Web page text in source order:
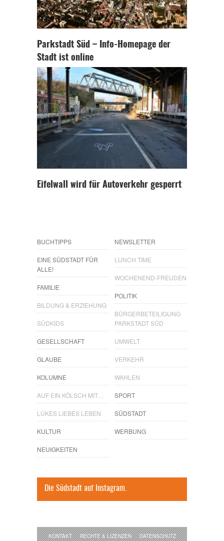
Parkstadt Süd – Info-Homepage der
Stadt ist online
Eifelwall wird für Autoverkehr gesperrt
BUCHTIPPS
EINE SÜDSTADT FÜR
ALLE!
FAMILIE
BILDUNG & ERZIEHUNG
SÜDKIDS
GESELLSCHAFT
GLAUBE
KOLUMNE
AUF EIN KÖLSCH MIT…
LÜKES LIEBES LEBEN
KULTUR
NEUIGKEITEN
NEWSLETTER
LUNCH TIME
WOCHENEND-FREUDEN
POLITIK
BÜRGERBETEILIGUNG
PARKSTADT SÜD
UMWELT
VERKEHR
WAHLEN
SPORT
SÜDSTADT
WERBUNG
Die Südstadt auf Instagram.
KONTAKT RECHTE & LIZENZEN DATENSCHUTZ